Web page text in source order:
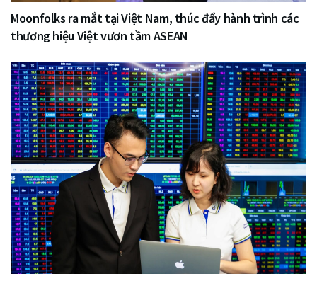
Moonfolks ra mắt tại Việt Nam, thúc đẩy hành trình các
thương hiệu Việt vươn tầm ASEAN